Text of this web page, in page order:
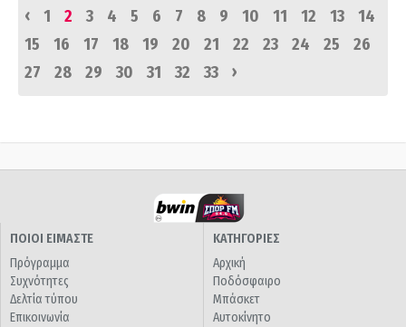
‹
1 2 3 4 5 6 7 8 9 10 11 12 13
14
15
16 17 18 19 20 21 22 23 24 25
26
27
28 29 30 31 32 33 ›
ΠΟΙΟΙ ΕΙΜΑΣΤΕ
Πρόγραμμα
Συχνότητες
Δελτία τύπου
Επικοινωνία
ΚΑΤΗΓΟΡΙΕΣ
Αρχική
Ποδόσφαιρο
Μπάσκετ
Αυτοκίνητο